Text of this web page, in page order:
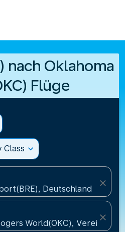
nach Oklahoma
Flüge
Class expand_more
Deutschland
close
World(OKC), Vereinigte
close